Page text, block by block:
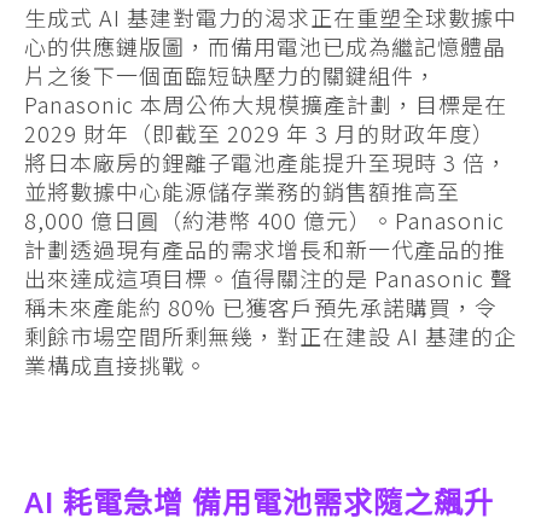
生成式 AI 基建對電力的渴求正在重塑全球數據中
心的供應鏈版圖，而備用電池已成為繼記憶體晶
片之後下一個面臨短缺壓力的關鍵組件，
Panasonic 本周公佈大規模擴產計劃，目標是在
2029 財年（即截至 2029 年 3 月的財政年度）
將日本廠房的鋰離子電池產能提升至現時 3 倍，
並將數據中心能源儲存業務的銷售額推高至
8,000 億日圓（約港幣 400 億元）。Panasonic
計劃透過現有產品的需求增長和新一代產品的推
出來達成這項目標。值得關注的是 Panasonic 聲
稱未來產能約 80% 已獲客戶預先承諾購買，令
剩餘市場空間所剩無幾，對正在建設 AI 基建的企
業構成直接挑戰。
AI 耗電急增 備用電池需求隨之飆升